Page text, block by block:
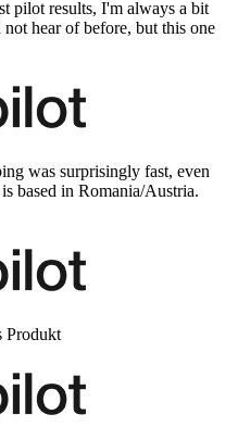
pilot results, I'm always a bit
hear of before, but this one
was surprisingly fast, even
based in Romania/Austria.
Produkt